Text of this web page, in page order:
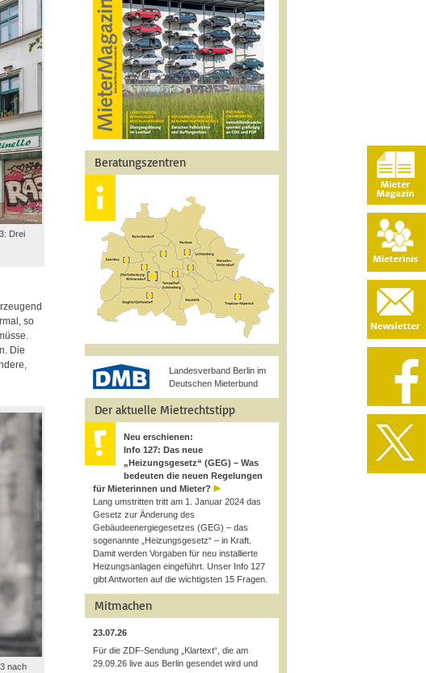
Drei
so
Die
nach
Beratungszentren
Landesverband Berlin im
Deutschen Mieterbund
Der aktuelle Mietrechtstipp
Neu erschienen:
Info 127: Das neue
„Heizungsgesetz“ (GEG) – Was
bedeuten die neuen Regelungen
für Mieterinnen und Mieter?
Lang umstritten tritt am 1. Januar 2024 das
Gesetz zur Änderung des
Gebäudeenergiegesetzes (GEG) – das
sogenannte „Heizungsgesetz“ – in Kraft.
Damit werden Vorgaben für neu installierte
Heizungsanlagen eingeführt. Unser Info 127
gibt Antworten auf die wichtigsten 15 Fragen.
Mitmachen
23.07.26
Für die ZDF-Sendung „Klartext“, die am
29.09.26 live aus Berlin gesendet wird und